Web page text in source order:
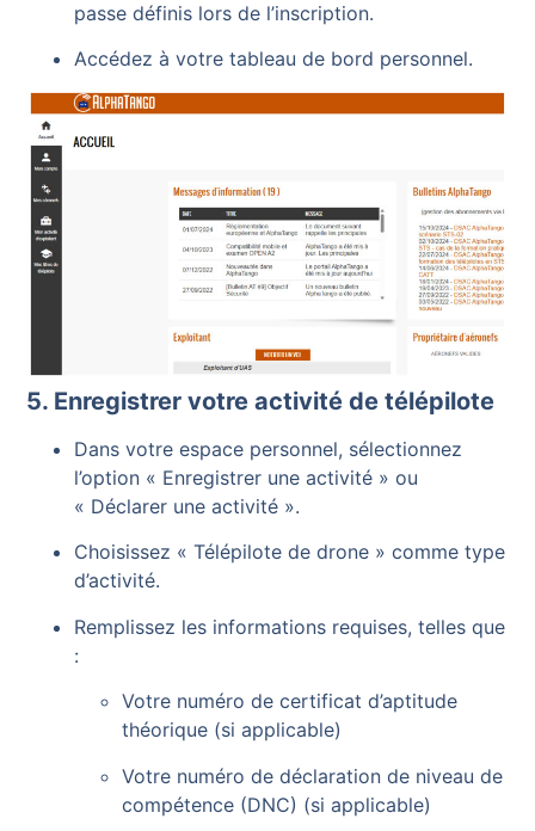
passe définis lors de l’inscription.
Accédez à votre tableau de bord personnel.
5. Enregistrer votre activité de télépilote
Dans votre espace personnel, sélectionnez
l’option « Enregistrer une activité » ou
« Déclarer une activité ».
Choisissez « Télépilote de drone » comme type
d’activité.
Remplissez les informations requises, telles que
:
Votre numéro de certificat d’aptitude
théorique (si applicable)
Votre numéro de déclaration de niveau de
compétence (DNC) (si applicable)